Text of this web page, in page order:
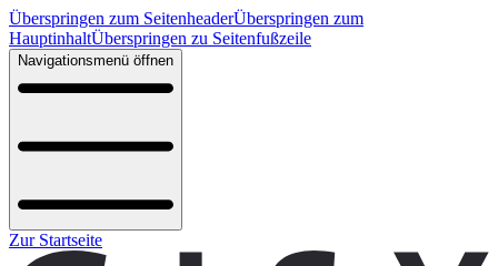
Überspringen zum SeitenheaderÜberspringen zum
HauptinhaltÜberspringen zu Seitenfußzeile
Navigationsmenü öffnen
Zur Startseite